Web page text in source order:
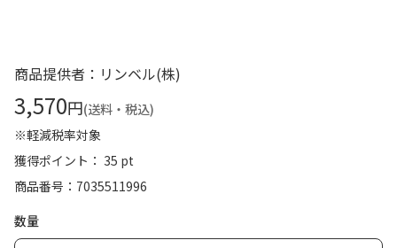
商品提供者：リンベル(株)
3,570円(送料・税込)
※軽減税率対象
獲得ポイント： 35 pt
商品番号
7035511996
数量